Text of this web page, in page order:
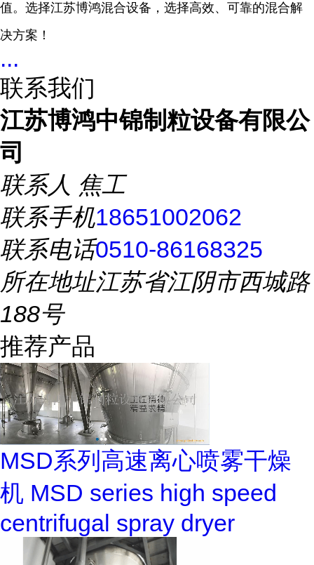
值。选择江苏博鸿混合设备，选择高效、可靠的混合解
决方案！
...
联系我们
江苏博鸿中锦制粒设备有限公
司
联系人 焦工
联系手机18651002062
联系电话0510-86168325
所在地址江苏省江阴市西城路
188号
推荐产品
MSD系列高速离心喷雾干燥
机 MSD series high speed
centrifugal spray dryer